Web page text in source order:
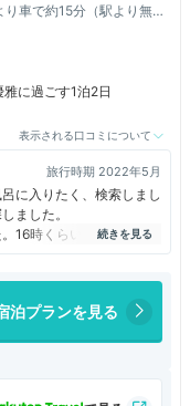
車で約15分（駅より無料
に過ごす1泊2日
表示される口コミについて
旅行時期 2022年5月
に入りたく、検索しまし
ました。
16時くらいだったと思
策もかね良いかなと。
泊プランを見る